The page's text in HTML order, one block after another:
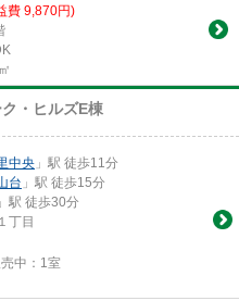
費 9,870円)
・ヒルズE棟
中央 」駅 徒歩11分
台 」駅 徒歩15分
」駅 徒歩30分
１丁目
中： 1室